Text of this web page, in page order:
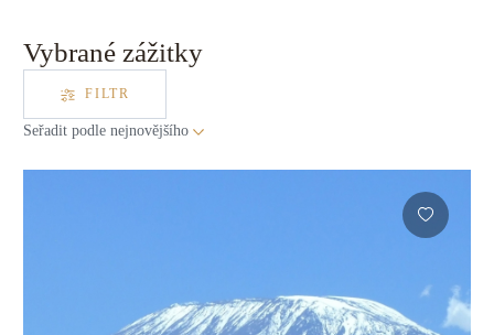
Vybrané zážitky
FILTR
Seřadit podle nejnovějšího